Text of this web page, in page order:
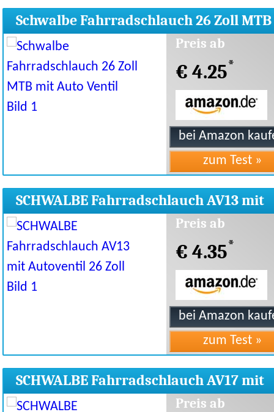
Schwalbe Fahrradschlauch 26 Zoll
Auto Ventil
Preis ab
€ 4.25*
SCHWALBE Fahrradschlauch AV13 mit
Autoventil 26 Zoll
Preis ab
€ 4.35*
SCHWALBE Fahrradschlauch AV17 mit
Autoventil 28 Zoll
Preis ab